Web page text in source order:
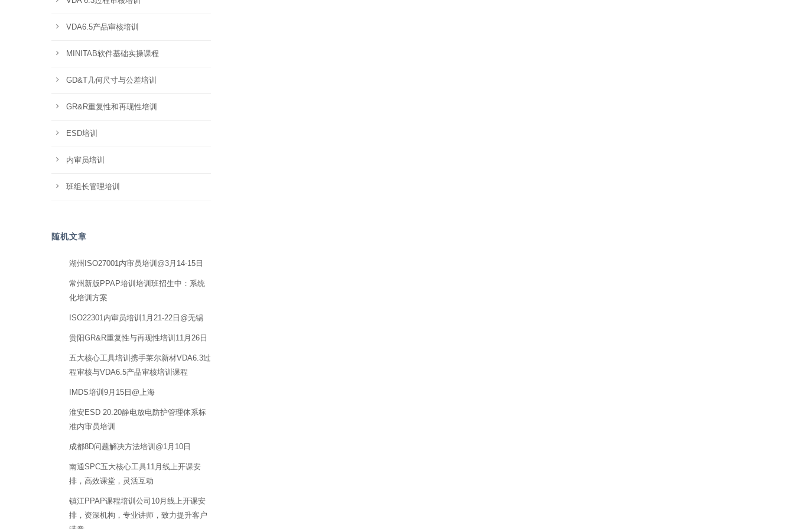
VDA6.5产品审核培训
MINITAB软件基础实操课程
GD&T几何尺寸与公差培训
GR&R重复性和再现性培训
ESD培训
内审员培训
班组长管理培训
随机文章
湖州ISO27001内审员培训@3月14-15日
常州新版PPAP培训培训班招生中：系统
化培训方案
ISO22301内审员培训1月21-22日@无锡
贵阳GR&R重复性与再现性培训11月26日
五大核心工具培训携手莱尔新材VDA6.3过
程审核与VDA6.5产品审核培训课程
IMDS培训9月15日@上海
淮安ESD 20.20静电放电防护管理体系标
准内审员培训
成都8D问题解决方法培训@1月10日
南通SPC五大核心工具11月线上开课安
排，高效课堂，灵活互动
镇江PPAP课程培训公司10月线上开课安
排，资深机构，专业讲师，致力提升客户